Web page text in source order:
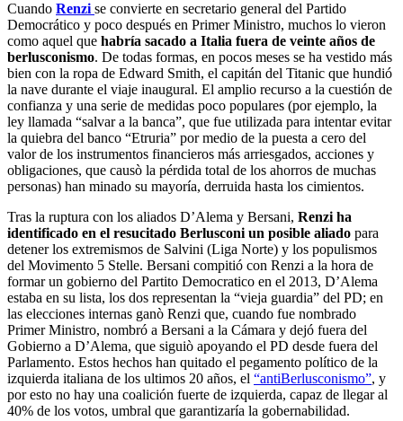
Cuando Renzi se convierte en secretario general del Partido
Democrático y poco después en Primer Ministro, muchos lo vieron
como aquel que habría sacado a Italia fuera de veinte años de
berlusconismo. De todas formas, en pocos meses se ha vestido más
bien con la ropa de Edward Smith, el capitán del Titanic que hundió
la nave durante el viaje inaugural. El amplio recurso a la cuestión de
confianza y una serie de medidas poco populares (por ejemplo, la
ley llamada “salvar a la banca”, que fue utilizada para intentar evitar
la quiebra del banco “Etruria” por medio de la puesta a cero del
valor de los instrumentos financieros más arriesgados, acciones y
obligaciones, que causò la pérdida total de los ahorros de muchas
personas) han minado su mayoría, derruida hasta los cimientos.
Tras la ruptura con los aliados D’Alema y Bersani, Renzi ha
identificado en el resucitado Berlusconi un posible aliado para
detener los extremismos de Salvini (Liga Norte) y los populismos
del Movimento 5 Stelle. Bersani compitió con Renzi a la hora de
formar un gobierno del Partito Democratico en el 2013, D’Alema
estaba en su lista, los dos representan la “vieja guardia” del PD; en
las elecciones internas ganò Renzi que, cuando fue nombrado
Primer Ministro, nombró a Bersani a la Cámara y dejó fuera del
Gobierno a D’Alema, que siguiò apoyando el PD desde fuera del
Parlamento. Estos hechos han quitado el pegamento político de la
izquierda italiana de los ultimos 20 años, el “antiBerlusconismo”, y
por esto no hay una coalición fuerte de izquierda, capaz de llegar al
40% de los votos, umbral que garantizaría la gobernabilidad.